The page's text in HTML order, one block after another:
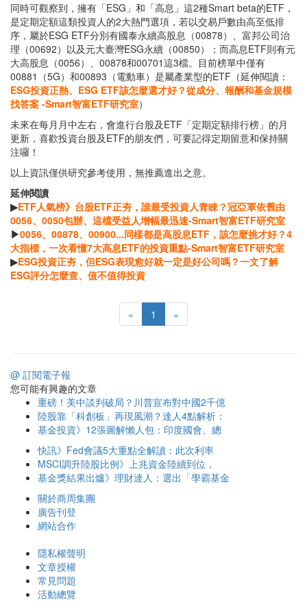
同時可觀察到，擁有「ESG」和「高息」這2種Smart beta的ETF，
是定期定額這類投資人的2大熱門選項，若以交易戶數由高至低排
序，屬於ESG ETF分別有國泰永續高股息（00878）、富邦公司治
理（00692）以及元大臺灣ESG永續（00850）；而高息ETF則有元
大高股息（0056）、00878和00701這3檔。目前榜單中僅有
00881（5G）和00893（電動車）是屬產業型的ETF（延伸閱讀：
ESG投資正熱、ESG ETF該怎麼選才好？從成分、報酬和基金規模
找答案 -Smart智富ETF研究室）
未來在每月月中左右，會進行台股及ETF「定期定額排行榜」的月
更新，喜歡投資台股及ETF的朋友們，可要記得定期留意和保持關
注囉！
以上資訊僅供研究參考使用，無推薦進出之意。
延伸閱讀
▶ETF人氣榜》台股ETF正夯，誰最受投資人青睞？冠亞軍依舊由
0056、0050包辦、這檔受益人增幅最迅速-Smart智富ETF研究室
▶0056、00878、00900...同樣都是高股息ETF，該怎麼挑才好？4
大指標，一次看懂7大高息ETF的投資重點-Smart智富ETF研究室
▶ESG投資正夯，但ESG表現愈好就一定是好公司嗎？一文了解
ESG評分怎麼查、值不值得投資
« 1 »
@ 訂閱電子報
您可能有興趣的文章
重磅！美中談判破局？川普宣布對中國2千億
陸股靠「科創板」再現風潮？達人4點解析：
基金投資》12張圖解懶人包：印度國會、總
快訊》Fed會議5大重點全解讀：此次利率
MSCI調升陸股比例》上兆資金陸續到位，
基金獎結果出爐》理財達人：選出「學霸基金
關於商周集團
廣告刊登
網站合作
隱私權聲明
文章授權
常見問題
活動總覽